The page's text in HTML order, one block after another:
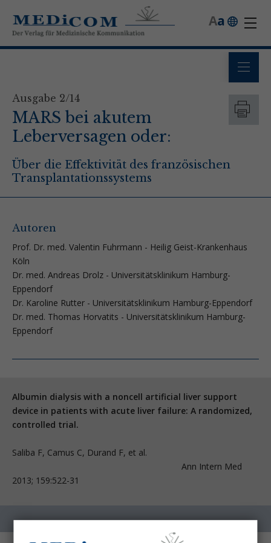
a
A
Ausgabe 2/14
MARS bei akutem
Leberversagen oder:
Über die Effektivität des französischen
Transplantationssystems
Autoren
Prof. Dr. med. Valentin Fuhrmann - Heilig Geist-Krankenhaus
Köln
Dr. med. Andreas Drolz - Universitätsklinikum Hamburg-
Eppendorf
Dr. Karoline Rutter - Universitätsklinikum Hamburg-Eppendorf
Dr. med. Thomas Horvatits - Universitätsklinikum Hamburg-
Eppendorf
Albumin dialysis with a noncell artificial liver support
device in patients with acute liver failure: A randomized,
controlled trial.
Saliba F, Camus C, Durand F, et al.
Ann Intern Med
2013; 159:522-31